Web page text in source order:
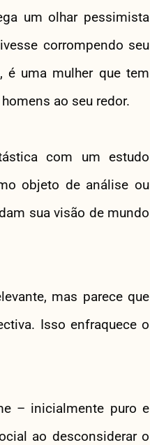
um olhar pessimista
corrompendo seu
é uma mulher que tem
ao seu redor.
com um estudo
objeto de análise ou
sua visão de mundo
mas parece que
Isso enfraquece o
– inicialmente puro e
ao desconsiderar o